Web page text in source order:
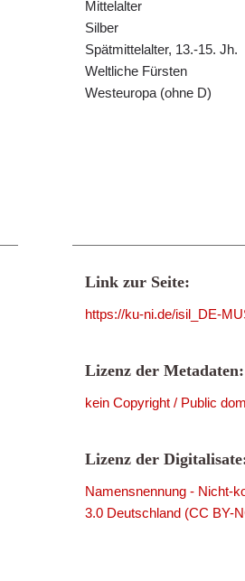
Mittelalter
Silber
Spätmittelalter, 13.-15. Jh.
Weltliche Fürsten
Westeuropa (ohne D)
Link zur Seite:
https://ku-ni.de/isil_DE-
Lizenz der Metadaten:
kein Copyright / Public
Lizenz der
Namensnennung - Nicht-
3.0 Deutschland (CC BY-